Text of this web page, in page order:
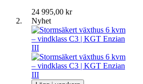
24 995,00 kr
Nyhet